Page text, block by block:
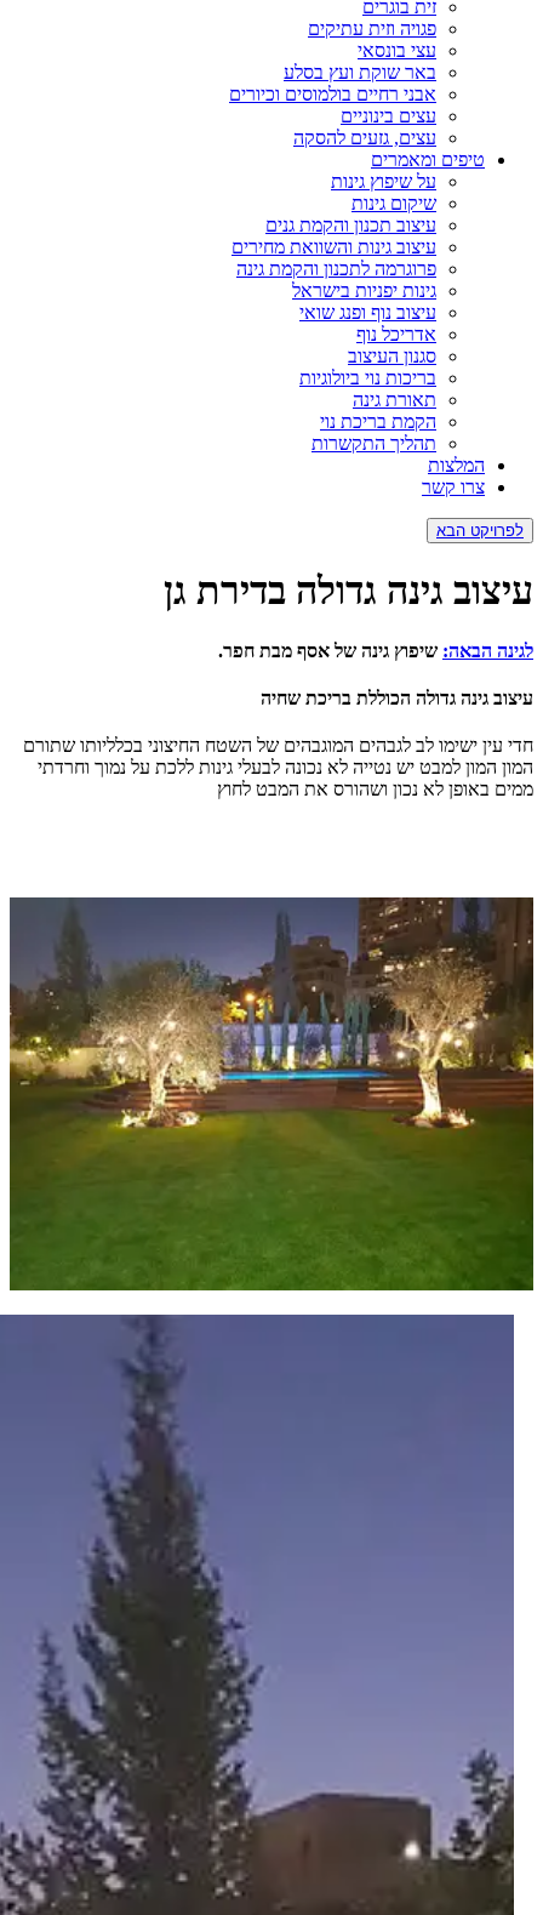
זית בוגרים
פגויה וזית עתיקים
עצי בונסאי
באר שוקת ועץ בסלע
אבני רחיים בולמוסים וכיורים
עצים בינוניים
עצים, גזעים להסקה
ומאמרים
על שיפוץ גינות
שיקום גינות
עיצוב תכנון והקמת גנים
עיצוב גינות והשוואת מחירים
פרוגרמה לתכנון והקמת גינה
גינות יפניות בישראל
עיצוב נוף ופנג שואי
אדריכל נוף
סגנון העיצוב
בריכות נוי ביולוגיות
תאורת גינה
הקמת בריכת נוי
תהליך התקשרות
גינה גדולה בדירת גן
שיפוץ גינה של אסף מבת חפר.
גדולה הכוללת בריכת שחיה
לב לגבהים המוגבהים של השטח החיצוני בכלליותו שתורם
יש נטייה לא נכונה לבעלי גינות ללכת על נמוך וחרדתי
לא נכון ושהורס את המבט לחוץ